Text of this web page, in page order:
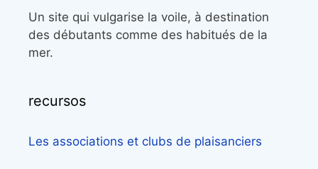
Un site qui vulgarise la voile, à destination
des débutants comme des habitués de la
mer.
recursos
Les associations et clubs de plaisanciers